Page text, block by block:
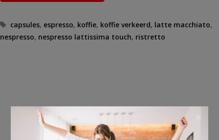
Tags
capsules, espresso, koffie, koffie verkeerd, latte macchiato,
nespresso, nespresso lattissima touch, ristretto